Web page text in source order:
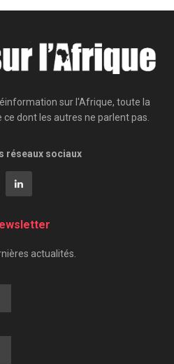
sur l'Afrique, toute la
dont les autres ne parlent pas.
réseaux sociaux
actualités.